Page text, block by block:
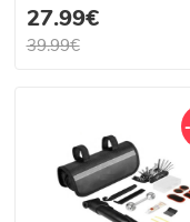
27.99€
39.99€